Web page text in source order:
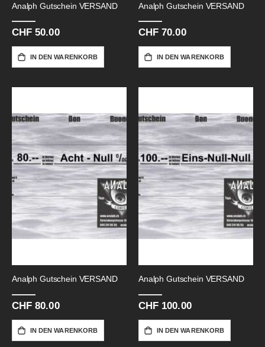
Analph Gutschein VERSAND
CHF 50.00
IN DEN WARENKORB
Analph Gutschein VERSAND
CHF 70.00
IN DEN WARENKORB
Analph Gutschein VERSAND
CHF 80.00
IN DEN WARENKORB
Analph Gutschein VERSAND
CHF 100.00
IN DEN WARENKORB